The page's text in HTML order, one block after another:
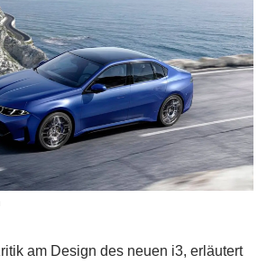
am Design des neuen i3, erläutert